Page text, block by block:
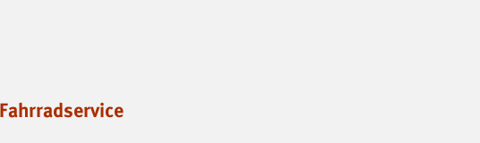
Fahrradservice